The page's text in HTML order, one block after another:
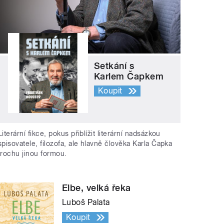
Setkání s
Karlem Čapkem
Koupit
fikce, pokus přiblížit literární nadsázkou
filozofa, ale hlavně člověka Karla Čapka
jinou formou.
Elbe, velká řeka
Luboš Palata
Koupit